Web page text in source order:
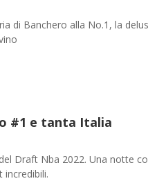
di Banchero alla No.1, la
#1 e tanta Italia
Draft Nba 2022. Una notte